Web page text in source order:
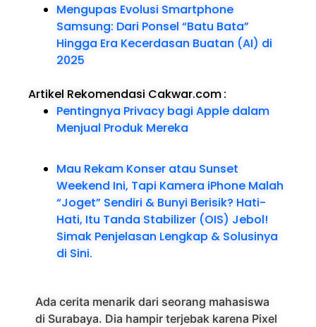
Mengupas Evolusi Smartphone
Samsung: Dari Ponsel “Batu Bata”
Hingga Era Kecerdasan Buatan (AI) di
2025
Artikel Rekomendasi Cakwar.com:
Pentingnya Privacy bagi Apple dalam
Menjual Produk Mereka
Mau Rekam Konser atau Sunset
Weekend Ini, Tapi Kamera iPhone Malah
“Joget” Sendiri & Bunyi Berisik? Hati-
Hati, Itu Tanda Stabilizer (OIS) Jebol!
Simak Penjelasan Lengkap & Solusinya
di Sini.
Ada cerita menarik dari seorang mahasiswa
di Surabaya. Dia hampir terjebak karena Pixel